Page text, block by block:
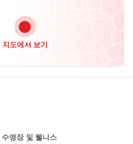
지도에서 보기
수영장 및 웰니스